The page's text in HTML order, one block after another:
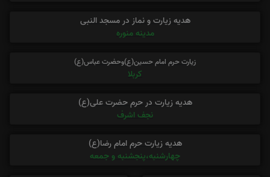
هدیه زیارت و نماز در مسجد النبی
مدینه منوره
زیارت حرم امام حسین(ع)وحضرت عباس(ع)
کربلا
هدیه زیارت در حرم حضرت علی(ع)
نجف اشرف
هدیه زیارت حرم امام رضا(ع)
چهارشنبه،پنجشنبه و جمعه